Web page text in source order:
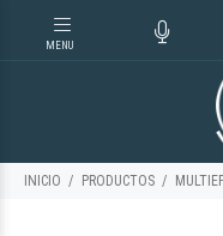
INICIO PRODUCTOS